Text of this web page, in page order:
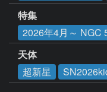
特集
2026年4月～ NGC
天体
超新星